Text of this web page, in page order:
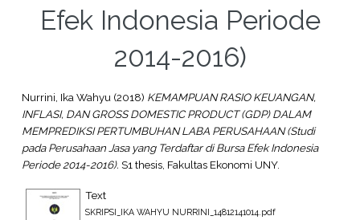
Efek Indonesia Periode
2014-2016)
Nurrini, Ika Wahyu(2018) KEMAMPUAN RASIO KEUANGAN,
INFLASI, DAN GROSS DOMESTIC PRODUCT (GDP) DALAM
MEMPREDIKSI PERTUMBUHAN LABA PERUSAHAAN (Studi
pada Perusahaan Jasa yang Terdaftar di Bursa Efek Indonesia
Periode 2014-2016). S1 thesis, Fakultas Ekonomi UNY.
Text
SKRIPSI_IKA WAHYU NURRINI_14812141014.pdf